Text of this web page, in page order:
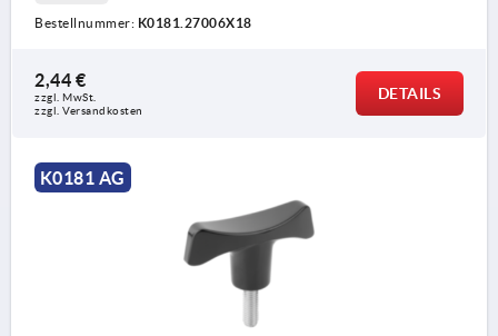
Bestellnummer: K0181.27006X18
2,44 €
zzgl. MwSt.
zzgl. Versandkosten
DETAILS
K0181 AG